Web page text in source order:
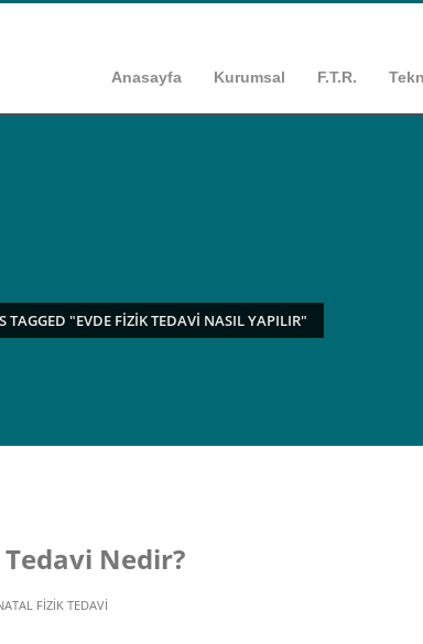
Anasayfa Kurumsal F.T.R.
TAGGED "EVDE FIZIK TEDAVI NASIL YAPILIR"
Tedavi Nedir?
FIZIK TEDAVI